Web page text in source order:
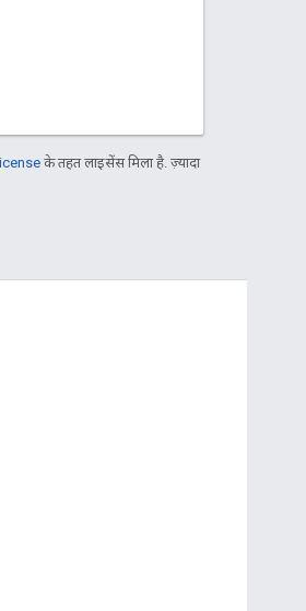
के तहत लाइसेंस मिला है. ज़्यादा